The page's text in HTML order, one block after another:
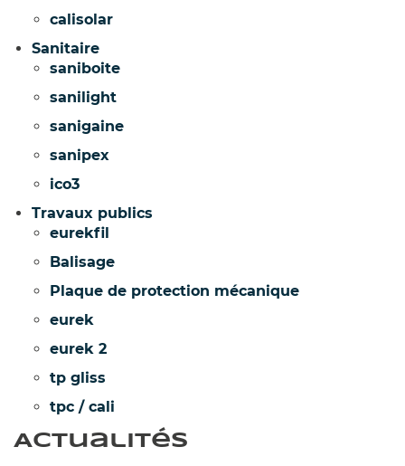
calisolar
Sanitaire
saniboite
sanilight
sanigaine
sanipex
ico3
Travaux publics
eurekfil
Balisage
Plaque de protection mécanique
eurek
eurek 2
tp gliss
tpc / cali
Actualités